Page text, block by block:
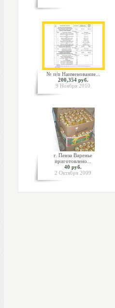
№ п/п Наименование...
200,354 руб.
9 Ноября 2010
г. Пенза Варенье
приготовлено...
40 руб.
2 Октября 2009